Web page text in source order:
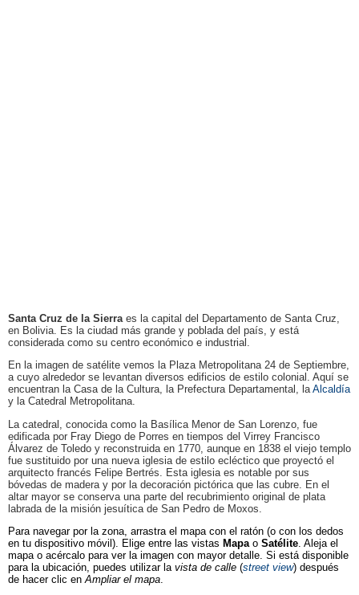
Santa Cruz de la Sierraes la capital del Departamento de Santa Cruz,
en Bolivia. Es la ciudad más grande y poblada del país, y está
considerada como su centro económico e industrial.
En la imagen de satélite vemos la Plaza Metropolitana 24 de Septiembre,
a cuyo alrededor se levantan diversos edificios de estilo colonial. Aquí se
encuentran la Casa de la Cultura, la Prefectura Departamental, laAlcaldía
y la Catedral Metropolitana.
La catedral, conocida como la Basílica Menor de San Lorenzo, fue
edificada por Fray Diego de Porres en tiempos del Virrey Francisco
Álvarez de Toledo y reconstruida en 1770, aunque en 1838 el viejo templo
fue sustituido por una nueva iglesia de estilo ecléctico que proyectó el
arquitecto francés Felipe Bertrés. Esta iglesia es notable por sus
bóvedas de madera y por la decoración pictórica que las cubre. En el
altar mayor se conserva una parte del recubrimiento original de plata
labrada de la misión jesuítica de San Pedro de Moxos.
Para navegar por la zona, arrastra el mapa con el ratón (o con los dedos
en tu dispositivo móvil). Elige entre las vistas Mapao Satélite. Aleja el
mapa o acércalo para ver la imagen con mayor detalle. Si está disponible
para la ubicación, puedes utilizar la vista de calle (street view) después
de hacer clic enAmpliar el mapa.